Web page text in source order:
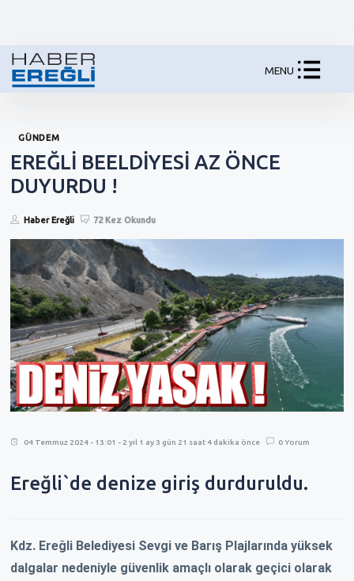
MENU
GÜNDEM
EREĞLİ BEELDİYESİ AZ ÖNCE
DUYURDU !
Haber Ereğli 72 Kez Okundu
04 Temmuz 2024 - 13:01 - 2 yıl 1 ay 3 gün 21 saat 4 dakika önce 0 Yorum
Ereğli`de denize giriş durduruldu.
Kdz. Ereğli Belediyesi Sevgi ve Barış Plajlarında yüksek
dalgalar nedeniyle güvenlik amaçlı olarak geçici olarak